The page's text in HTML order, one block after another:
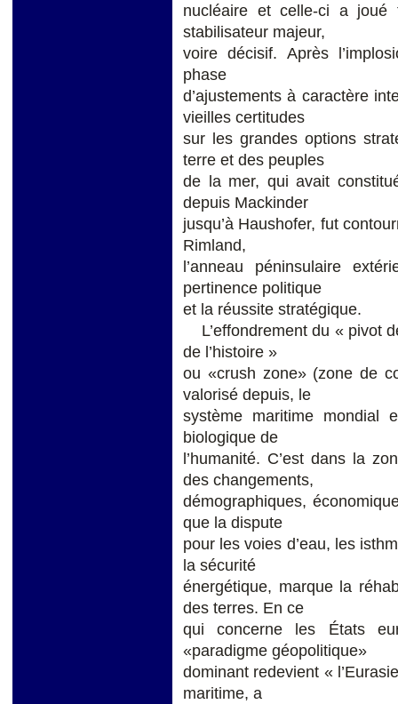
nucléaire et celle-ci a
stabilisateur majeur,
voire décisif. Après
phase
d’ajustements à caractère
vieilles certitudes
sur les grandes options
terre et des peuples
de la mer, qui avait
depuis Mackinder
jusqu’à Haushofer, fut
Rimland,
l’anneau péninsulaire
pertinence politique
et la réussite stratégique.
L’effondrement du « pivot
de l’histoire »
ou «crush zone» (zone de
valorisé depuis, le
système maritime mondial
biologique de
l’humanité. C’est dans la
des changements,
démographiques,
que la dispute
pour les voies d’eau, les
la sécurité
énergétique, marque la
des terres. En ce
qui concerne les États
«paradigme géopolitique»
dominant redevient «
maritime, a